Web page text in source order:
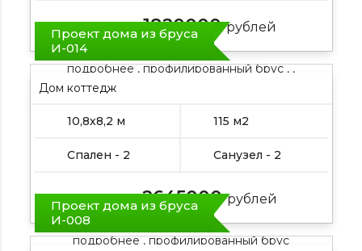
Цена от: 1820000рублей
подробнее , профилированный брус , ,
Проект дома из бруса
И-014
Дом коттедж
10,8х8,2 м 115 м2
Спален - 2 Санузел - 2
Цена от: 2645000рублей
подробнее , профилированный брус
Проект дома из бруса
И-008